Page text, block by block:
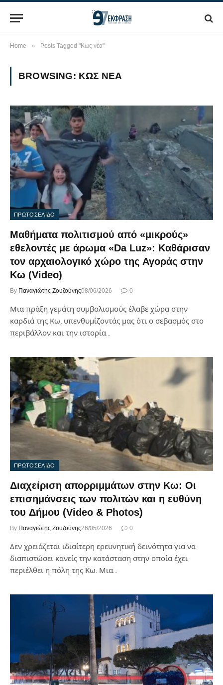
Home » Posts Tagged "Κως νέα"
BROWSING: ΚΩΣ ΝΈΑ
ΠΡΩΤΟΣΕΛΙΔΟ
Μαθήματα πολιτισμού από «μικρούς»
εθελοντές με άρωμα «Da Luz»: Καθάρισαν
τον αρχαιολογικό χώρο της Αγοράς στην
Κω (Video)
By Παναγιώτης Ζουζούνης08/06/2026 0
Μια πράξη γεμάτη συμβολισμούς έλαβε χώρα στην
καρδιά της Κω, υπενθυμίζοντάς μας ότι ο σεβασμός στο
περιβάλλον και την ιστορία…
ΠΡΩΤΟΣΕΛΙΔΟ
Διαχείριση απορριμμάτων στην Κω: Οι
επισημάνσεις των πολιτών και η ευθύνη
του Δήμου (Video & Photos)
By Παναγιώτης Ζουζούνης26/05/2026 0
Δεν χρειάζεται ιδιαίτερη ερευνητική δεινότητα για να
διαπιστώσει κανείς την κατάσταση στην οποία έχει
περιέλθει η πόλη της Κω. Μια…